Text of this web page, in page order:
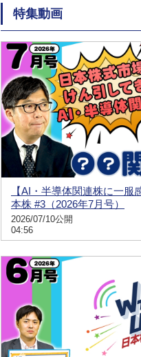
特集動画
【AI・半導体関連株に一服
本株 #3（2026年7月号）
2026/07/10公開
04:56